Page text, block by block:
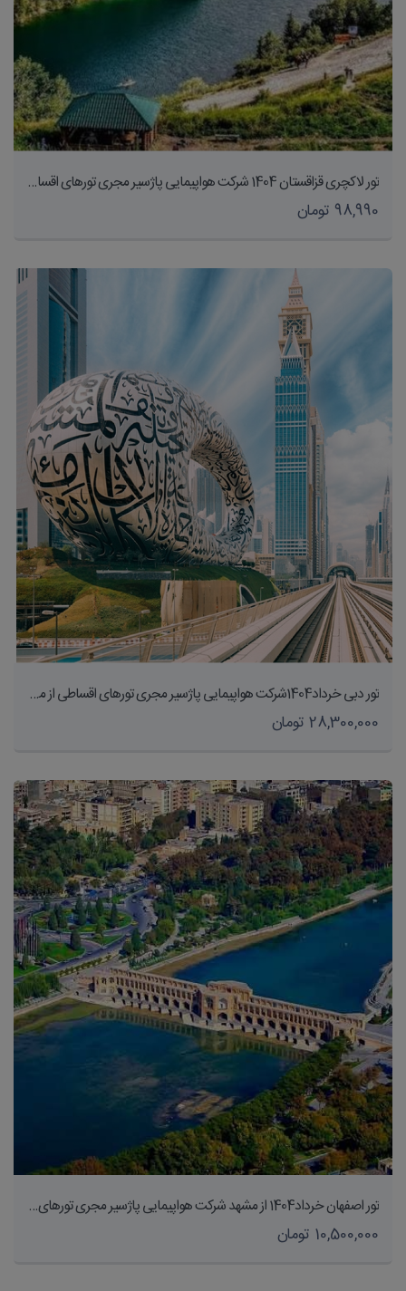
تور لاکچری قزاقستان 1404 شرکت هواپیمایی پاژسیر مجری تورهای اقساطی از مشهد
98,990 تومان
تور دبی خرداد1404شرکت هواپیمایی پاژسیر مجری تورهای اقساطی از مشهد
28,300,000 تومان
تور اصفهان خرداد1404 از مشهد شرکت هواپیمایی پاژسیر مجری تورهای اقساطی از مشهد
10,500,000 تومان